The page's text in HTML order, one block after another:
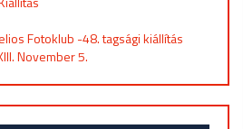
Fotoklub -48. tagsági kiállítás
November 5.